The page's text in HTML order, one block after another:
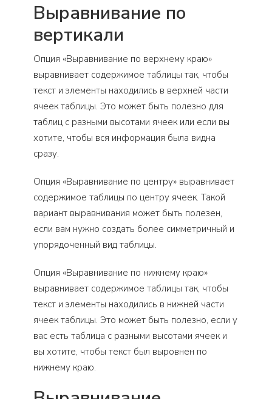
Выравнивание по
вертикали
Опция «Выравнивание по верхнему краю»
выравнивает содержимое таблицы так, чтобы
текст и элементы находились в верхней части
ячеек таблицы. Это может быть полезно для
таблиц с разными высотами ячеек или если вы
хотите, чтобы вся информация была видна
сразу.
Опция «Выравнивание по центру» выравнивает
содержимое таблицы по центру ячеек. Такой
вариант выравнивания может быть полезен,
если вам нужно создать более симметричный и
упорядоченный вид таблицы.
Опция «Выравнивание по нижнему краю»
выравнивает содержимое таблицы так, чтобы
текст и элементы находились в нижней части
ячеек таблицы. Это может быть полезно, если у
вас есть таблица с разными высотами ячеек и
вы хотите, чтобы текст был выровнен по
нижнему краю.